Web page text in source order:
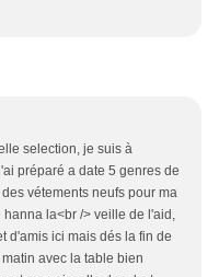
selection, je suis à
préparé a date 5 genres de
vétements neufs pour ma
la<br /> veille de l'aid,
d'amis ici mais dés la fin de
avec la table bien